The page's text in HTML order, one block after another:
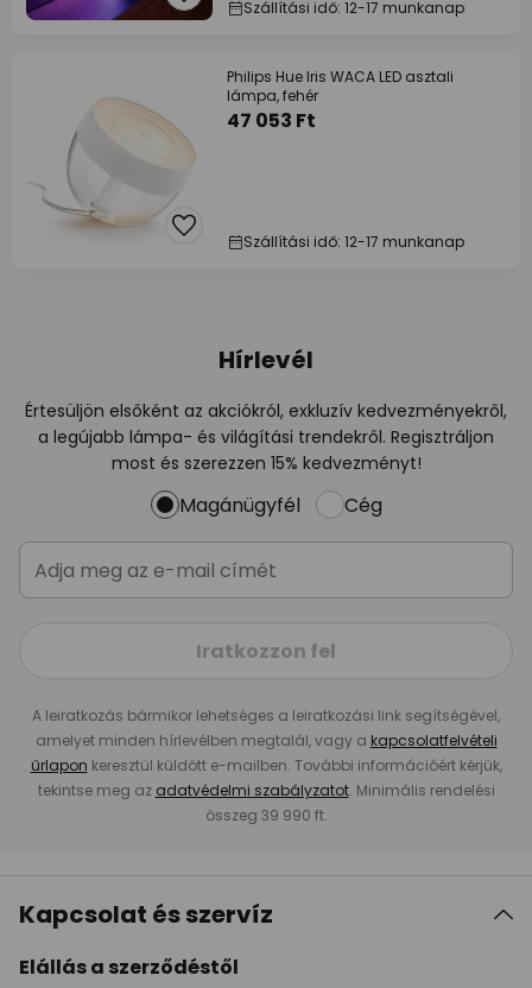
Szállítási idő: 12-17 munkanap
Philips Hue Iris WACA LED asztali
lámpa, fehér
47 053 Ft
Szállítási idő: 12-17 munkanap
Hírlevél
Értesüljön elsőként az akciókról, exkluzív kedvezményekről,
a legújabb lámpa- és világítási trendekről. Regisztráljon
most és szerezzen 15% kedvezményt!
Magánügyfél Cég
Iratkozzon fel
A leiratkozás bármikor lehetséges a leiratkozási link segítségével,
amelyet minden hírlevélben megtalál, vagy a kapcsolatfelvételi
űrlapon keresztül küldött e-mailben. További információért kérjük,
tekintse meg az adatvédelmi szabályzatot. Minimális rendelési
összeg 39 990 ft.
Kapcsolat és szervíz
Elállás a szerződéstől